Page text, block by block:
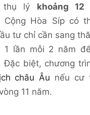
thụ lý khoảng 12
Cộng Hòa Síp có
tư chỉ cần sang
1 lần mỗi 2 năm
Đặc biệt, chương
châu Âu nếu cư
11 năm.